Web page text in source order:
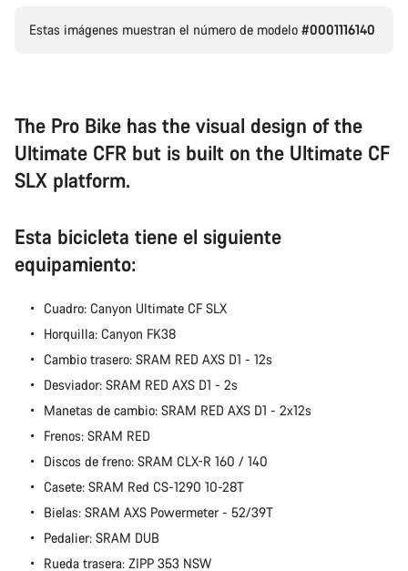
Estas imágenes muestran el número de modelo #0001116140
The Pro Bike has the visual design of the
Ultimate CFR but is built on the Ultimate CF
SLX platform.
Esta bicicleta tiene el siguiente
equipamiento:
Cuadro: Canyon Ultimate CF SLX
Horquilla: Canyon FK38
Cambio trasero: SRAM RED AXS D1 - 12s
Desviador: SRAM RED AXS D1 - 2s
Manetas de cambio: SRAM RED AXS D1 - 2x12s
Frenos: SRAM RED
Discos de freno: SRAM CLX-R 160 / 140
Casete: SRAM Red CS-1290 10-28T
Bielas: SRAM AXS Powermeter - 52/39T
Pedalier: SRAM DUB
Rueda trasera: ZIPP 353 NSW
Nuestros expertos estarán encantados de responder a tus
Cerrar